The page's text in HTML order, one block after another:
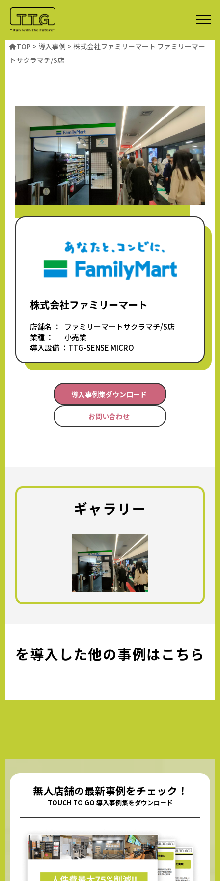
TOP > 導入事例 > 株式会社ファミリーマート ファミリーマー
トサクラマチ/S店
株式会社ファミリーマート
店舗名 ：
ファミリーマートサクラマチ/S店
業種 ：
小売業
導入設備 ： TTG-SENSE MICRO
導入事例集ダウンロード
お問い合わせ
ギャラリー
を導入した他の事例はこちら
無人店舗の最新事例をチェック！
TOUCH TO GO 導入事例集をダウンロード